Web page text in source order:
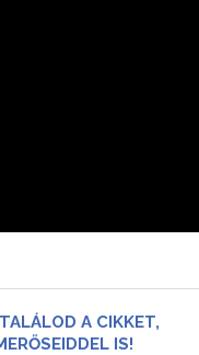
A CIKKET,
IS!